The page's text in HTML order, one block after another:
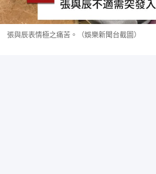
張與辰表情極之痛苦。（娛樂新聞台截圖）